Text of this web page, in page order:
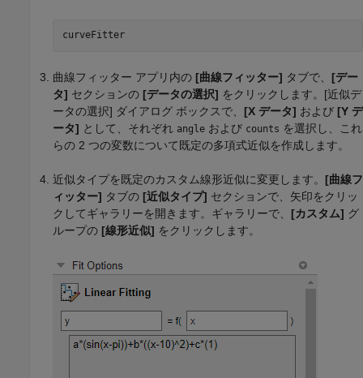
curveFitter
曲線フィッター アプリ内の [曲線フィッター] タブで、 [デー
タ] セクションの [データの選択] をクリックします。[近似デ
ータの選択] ダイアログ ボックスで、 [X データ] および [Y デ
ータ] として、それぞれ angle および counts を選択し、これ
らの 2 つの変数について既定の多項式近似を作成します。
近似タイプを既定のカスタム線形近似に変更します。 [曲線フ
ィッター] タブの [近似タイプ] セクションで、矢印をクリッ
クしてギャラリーを開きます。ギャラリーで、 [カスタム] グ
ループの [線形近似] をクリックします。